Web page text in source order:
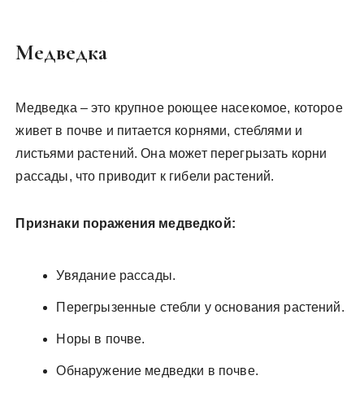
Медведка
Медведка – это крупное роющее насекомое, которое
живет в почве и питается корнями, стеблями и
листьями растений. Она может перегрызать корни
рассады, что приводит к гибели растений.
Признаки поражения медведкой:
Увядание рассады.
Перегрызенные стебли у основания растений.
Норы в почве.
Обнаружение медведки в почве.